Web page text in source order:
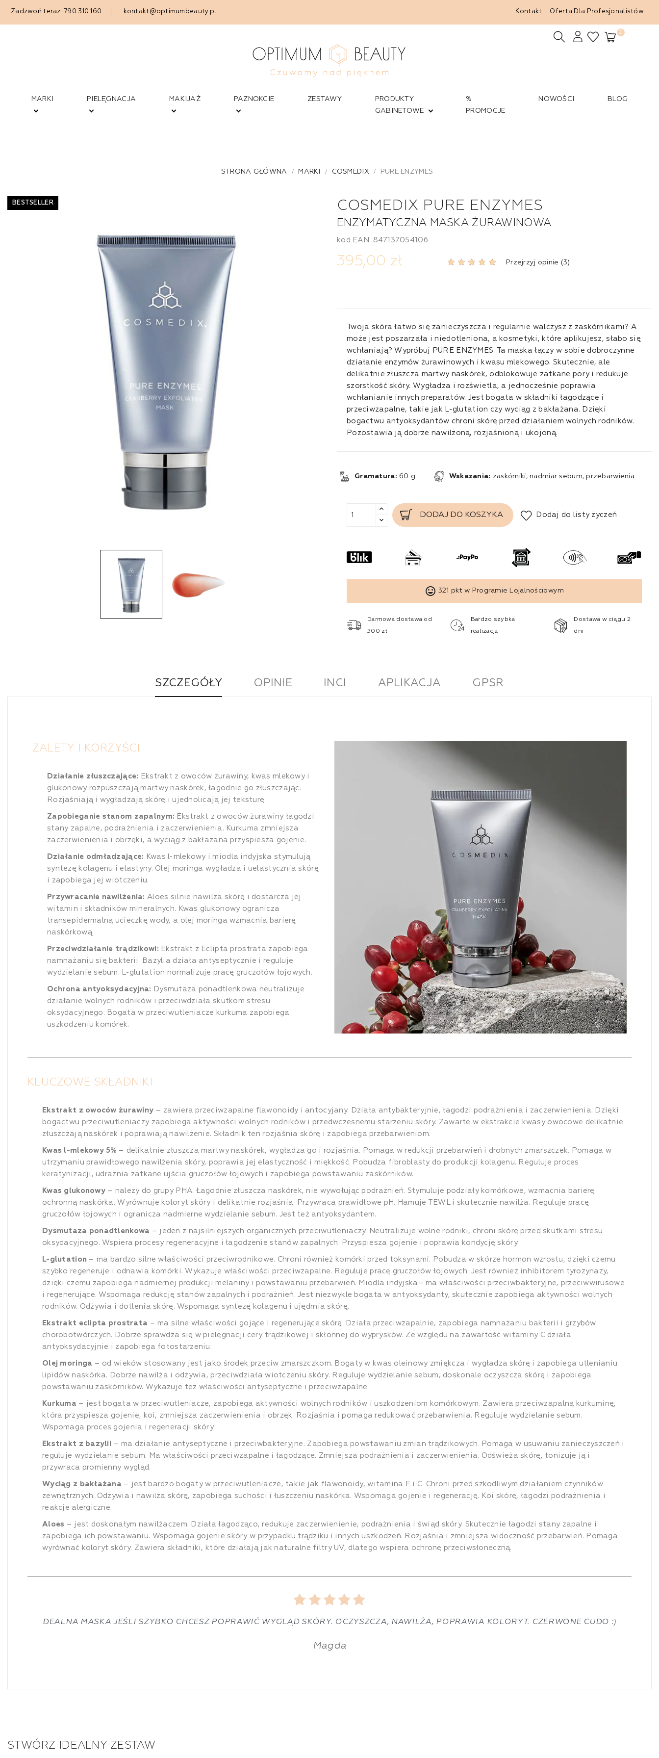
Kontakt Oferta Dla Profesjonalistów
Zadzwoń teraz: 790 310 160 kontakt@optimumbeauty.pl
0
MARKI PIELĘGNACJA MAKIJAŻ PAZNOKCIE ZESTAWY
PRODUKTY
GABINETOWE
%
PROMOCJE
NOWOŚCI BLOG
STRONA GŁÓWNA MARKI COSMEDIX PURE ENZYMES
BESTSELLER COSMEDIX PURE ENZYMES
ENZYMATYCZNA MASKA ŻURAWINOWA
kod EAN: 847137054106
395,00 zł Przejrzyj opinie (3)
Twoja skóra łatwo się zanieczyszcza i regularnie walczysz z zaskórnikami? A
może jest poszarzała i niedotleniona, a kosmetyki, które aplikujesz, słabo się
wchłaniają? Wypróbuj PURE ENZYMES. Ta maska łączy w sobie dobroczynne
działanie enzymów żurawinowych i kwasu mlekowego. Skutecznie, ale
delikatnie złuszcza martwy naskórek, odblokowuje zatkane pory i redukuje
szorstkość skóry. Wygładza i rozświetla, a jednocześnie poprawia
wchłanianie innych preparatów. Jest bogata w składniki łagodzące i
przeciwzapalne, takie jak L-glutation czy wyciąg z bakłażana. Dzięki
bogactwu antyoksydantów chroni skórę przed działaniem wolnych rodników.
Pozostawia ją dobrze nawilżoną, rozjaśnioną i ukojoną.
Gramatura: 60 g Wskazania: zaskórniki, nadmiar sebum, przebarwienia
DODAJ DO KOSZYKA Dodaj do listy życzeń
tag_faces 321 pkt w Programie Lojalnościowym
Darmowa dostawa od
300 zł
Bardzo szybka
realizacja
Dostawa w ciągu 2
dni
SZCZEGÓŁY OPINIE INCI APLIKACJA GPSR
ZALETY I KORZYŚCI
Działanie złuszczające: Ekstrakt z owoców żurawiny, kwas mlekowy i
glukonowy rozpuszczają martwy naskórek, łagodnie go złuszczając.
Rozjaśniają i wygładzają skórę i ujednolicają jej teksturę.
Zapobieganie stanom zapalnym: Ekstrakt z owoców żurawiny łagodzi
stany zapalne, podrażnienia i zaczerwienienia. Kurkuma zmniejsza
zaczerwienienia i obrzęki, a wyciąg z bakłażana przyspiesza gojenie.
Działanie odmładzające: Kwas l-mlekowy i miodla indyjska stymulują
syntezę kolagenu i elastyny. Olej moringa wygładza i uelastycznia skórę
i zapobiega jej wiotczeniu.
Przywracanie nawilżenia: Aloes silnie nawilża skórę i dostarcza jej
witamin i składników mineralnych. Kwas glukonowy ogranicza
transepidermalną ucieczkę wody, a olej moringa wzmacnia barierę
naskórkową.
Przeciwdziałanie trądzikowi: Ekstrakt z Eclipta prostrata zapobiega
namnażaniu się bakterii. Bazylia działa antyseptycznie i reguluje
wydzielanie sebum. L-glutation normalizuje pracę gruczołów łojowych.
Ochrona antyoksydacyjna: Dysmutaza ponadtlenkowa neutralizuje
działanie wolnych rodników i przeciwdziała skutkom stresu
oksydacyjnego. Bogata w przeciwutleniacze kurkuma zapobiega
uszkodzeniu komórek.
KLUCZOWE SKŁADNIKI
Ekstrakt z owoców żurawiny – zawiera przeciwzapalne flawonoidy i antocyjany. Działa antybakteryjnie, łagodzi podrażnienia i zaczerwienienia. Dzięki
bogactwu przeciwutleniaczy zapobiega aktywności wolnych rodników i przedwczesnemu starzeniu skóry. Zawarte w ekstrakcie kwasy owocowe delikatnie
złuszczają naskórek i poprawiają nawilżenie. Składnik ten rozjaśnia skórę i zapobiega przebarwieniom.
Kwas l-mlekowy 5% – delikatnie złuszcza martwy naskórek, wygładza go i rozjaśnia. Pomaga w redukcji przebarwień i drobnych zmarszczek. Pomaga w
utrzymaniu prawidłowego nawilżenia skóry, poprawia jej elastyczność i miękkość. Pobudza fibroblasty do produkcji kolagenu. Reguluje proces
keratynizacji, udrażnia zatkane ujścia gruczołów łojowych i zapobiega powstawaniu zaskórników.
Kwas glukonowy– należy do grupy PHA. Łagodnie złuszcza naskórek, nie wywołując podrażnień. Stymuluje podziały komórkowe, wzmacnia barierę
ochronną naskórka. Wyrównuje koloryt skóry i delikatnie rozjaśnia. Przywraca prawidłowe pH. Hamuje TEWL i skutecznie nawilża. Reguluje pracę
gruczołów łojowych i ogranicza nadmierne wydzielanie sebum. Jest też antyoksydantem.
Dysmutaza ponadtlenkowa – jeden z najsilniejszych organicznych przeciwutleniaczy. Neutralizuje wolne rodniki, chroni skórę przed skutkami stresu
oksydacyjnego. Wspiera procesy regeneracyjne i łagodzenie stanów zapalnych. Przyspiesza gojenie i poprawia kondycję skóry.
L-glutation – ma bardzo silne właściwości przeciwrodnikowe. Chroni również komórki przed toksynami. Pobudza w skórze hormon wzrostu, dzięki czemu
szybko regeneruje i odnawia komórki. Wykazuje właściwości przeciwzapalne. Reguluje pracę gruczołów łojowych. Jest również inhibitorem tyrozynazy,
dzięki czemu zapobiega nadmiernej produkcji melaniny i powstawaniu przebarwień. Miodla indyjska– ma właściwości przeciwbakteryjne, przeciwwirusowe
i regenerujące. Wspomaga redukcję stanów zapalnych i podrażnień. Jest niezwykle bogata w antyoksydanty, skutecznie zapobiega aktywności wolnych
rodników. Odżywia i dotlenia skórę. Wspomaga syntezę kolagenu i ujędrnia skórę.
Ekstrakt eclipta prostrata – ma silne właściwości gojące i regenerujące skórę. Działa przeciwzapalnie, zapobiega namnażaniu bakterii i grzybów
chorobotwórczych. Dobrze sprawdza się w pielęgnacji cery trądzikowej i skłonnej do wyprysków. Ze względu na zawartość witaminy C działa
antyoksydacyjnie i zapobiega fotostarzeniu.
Olej moringa – od wieków stosowany jest jako środek przeciw zmarszczkom. Bogaty w kwas oleinowy zmiękcza i wygładza skórę i zapobiega utlenianiu
lipidów naskórka. Dobrze nawilża i odżywia, przeciwdziała wiotczeniu skóry. Reguluje wydzielanie sebum, doskonale oczyszcza skórę i zapobiega
powstawaniu zaskórników. Wykazuje też właściwości antyseptyczne i przeciwzapalne.
Kurkuma – jest bogata w przeciwutleniacze, zapobiega aktywności wolnych rodników i uszkodzeniom komórkowym. Zawiera przeciwzapalną kurkuminę,
która przyspiesza gojenie, koi, zmniejsza zaczerwienienia i obrzęk. Rozjaśnia i pomaga redukować przebarwienia. Reguluje wydzielanie sebum.
Wspomaga proces gojenia i regeneracji skóry.
Ekstrakt z bazylii – ma działanie antyseptyczne i przeciwbakteryjne. Zapobiega powstawaniu zmian trądzikowych. Pomaga w usuwaniu zanieczyszczeń i
reguluje wydzielanie sebum. Ma właściwości przeciwzapalne i łagodzące. Zmniejsza podrażnienia i zaczerwienienia. Odświeża skórę, tonizuje ją i
przywraca promienny wygląd.
Wyciąg z bakłażana – jest bardzo bogaty w przeciwutleniacze, takie jak flawonoidy, witamina E i C. Chroni przed szkodliwym działaniem czynników
zewnętrznych. Odżywia i nawilża skórę, zapobiega suchości i łuszczeniu naskórka. Wspomaga gojenie i regenerację. Koi skórę, łagodzi podrażnienia i
reakcje alergiczne.
Aloes – jest doskonałym nawilżaczem. Działa łagodząco, redukuje zaczerwienienie, podrażnienia i świąd skóry. Skutecznie łagodzi stany zapalne i
zapobiega ich powstawaniu. Wspomaga gojenie skóry w przypadku trądziku i innych uszkodzeń. Rozjaśnia i zmniejsza widoczność przebarwień. Pomaga
wyrównać koloryt skóry. Zawiera składniki, które działają jak naturalne filtry UV, dlatego wspiera ochronę przeciwsłoneczną.
    
DEALNA MASKA JEŚLI SZYBKO CHCESZ POPRAWIĆ WYGLĄD SKÓRY. OCZYSZCZA, NAWILŻA, POPRAWIA KOLORYT. CZERWONE CUDO :)
Magda
STWÓRZ IDEALNY ZESTAW